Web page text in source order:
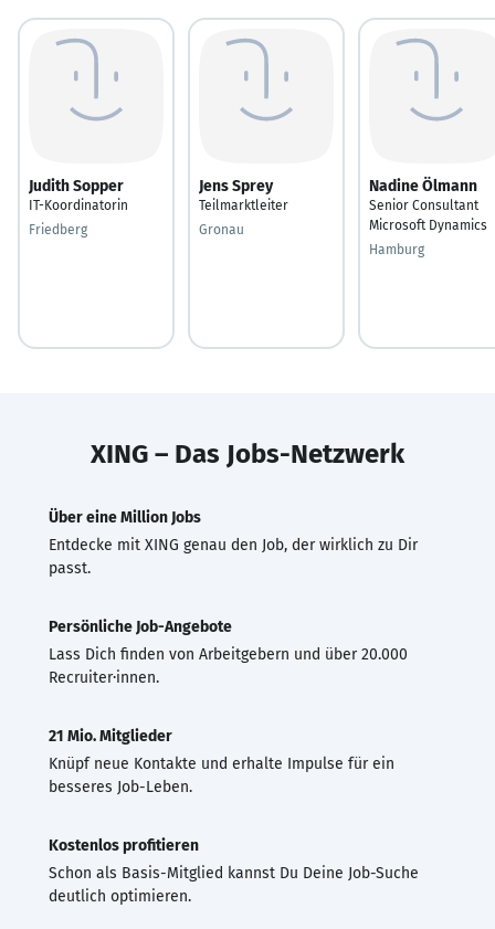
Judith Sopper
IT-Koordinatorin
Friedberg
Jens Sprey
Teilmarktleiter
Gronau
Nadine Ölmann
Senior Consultant
Microsoft Dynamics
Hamburg
XING – Das Jobs-Netzwerk
Über eine Million Jobs
Entdecke mit XING genau den Job, der wirklich zu Dir
passt.
Persönliche Job-Angebote
Lass Dich finden von Arbeitgebern und über 20.000
Recruiter·innen.
21 Mio. Mitglieder
Knüpf neue Kontakte und erhalte Impulse für ein
besseres Job-Leben.
Kostenlos profitieren
Schon als Basis-Mitglied kannst Du Deine Job-Suche
deutlich optimieren.